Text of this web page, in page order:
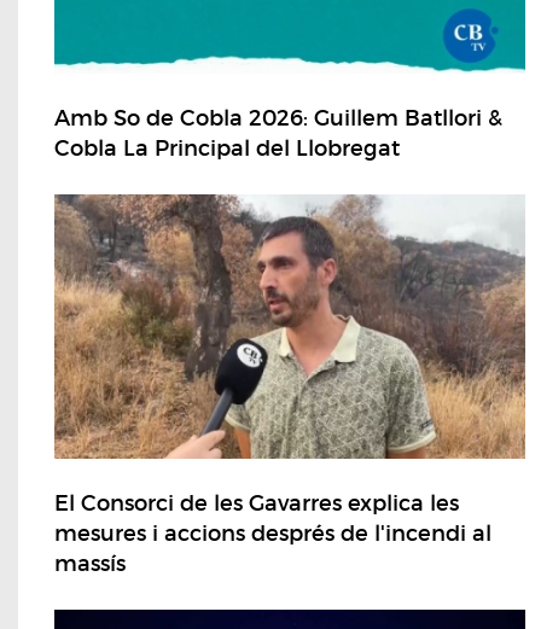
Amb So de Cobla 2026: Guillem Batllori &
Cobla La Principal del Llobregat
El Consorci de les Gavarres explica les
mesures i accions després de l'incendi al
massís